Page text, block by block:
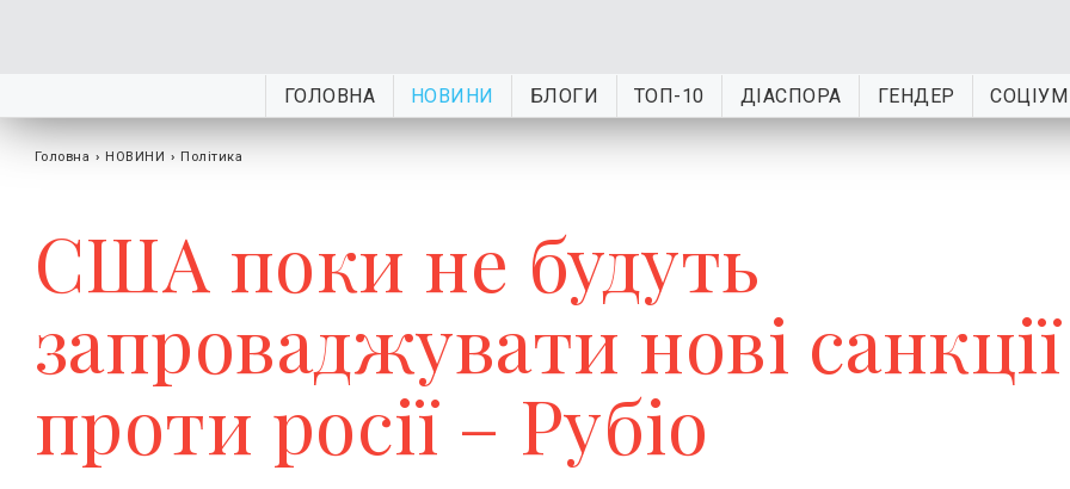
ГОЛОВНА НОВИНИ БЛОГИ ТОП-10 ДІАСПОРА ГЕНДЕР СОЦІУМ
Головна › НОВИНИ › Політика
США поки не будуть
запроваджувати нові санкції
проти росії – Рубіо